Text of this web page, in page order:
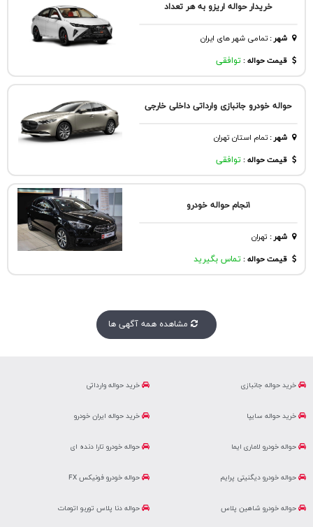
خریدار حواله اریزو به هر تعداد
شهر:تمامی شهر های ایران
قیمت حواله : توافقی
حواله خودرو جانبازی وارداتی داخلی خارجی
شهر:تمام استان تهران
قیمت حواله : توافقی
۱نجا‌م حواله خو‌درو‌
شهر: تهران
قیمت حواله : تماس بگیرید
مشاهده همه آگهی ها
خرید حواله وارداتی خرید حواله جانبازی
خرید حواله ایران خودرو خرید حواله سایپا
حواله خودرو تارا دنده ای حواله خودرو لاماری ایما
حواله خودرو فونیکس FX حواله خودرو دیگنیتی پرایم
حواله دنا پلاس توربو اتومات حواله خودرو شاهین پلاس